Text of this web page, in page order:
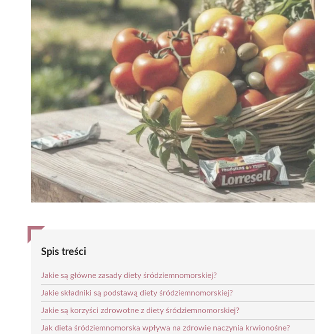
Spis treści
Jakie są główne zasady diety śródziemnomorskiej?
Jakie składniki są podstawą diety śródziemnomorskiej?
Jakie są korzyści zdrowotne z diety śródziemnomorskiej?
Jak dieta śródziemnomorska wpływa na zdrowie naczynia krwionośne?